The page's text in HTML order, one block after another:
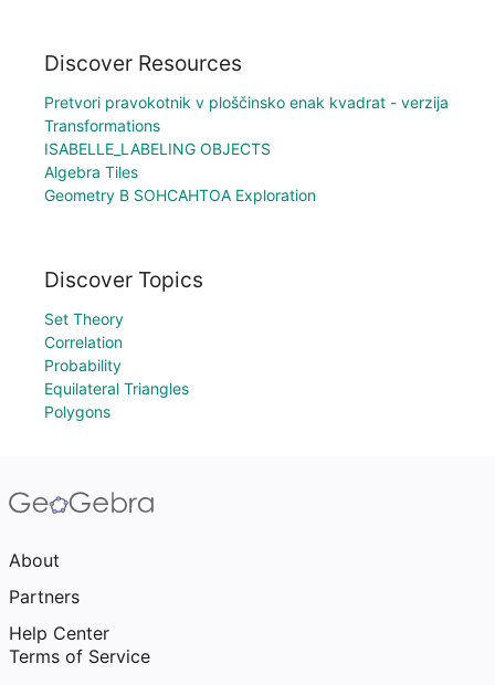
Discover Resources
Pretvori pravokotnik v ploščinsko enak kvadrat - verzija
Transformations
ISABELLE_LABELING OBJECTS
Algebra Tiles
Geometry B SOHCAHTOA Exploration
Discover Topics
Set Theory
Correlation
Probability
Equilateral Triangles
Polygons
About
Partners
Help Center
Terms of Service